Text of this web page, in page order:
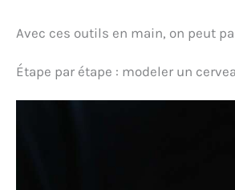
Avec ces outils en main, on peut
Étape par étape : modeler un